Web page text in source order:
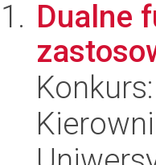
Dualne
Konkurs: